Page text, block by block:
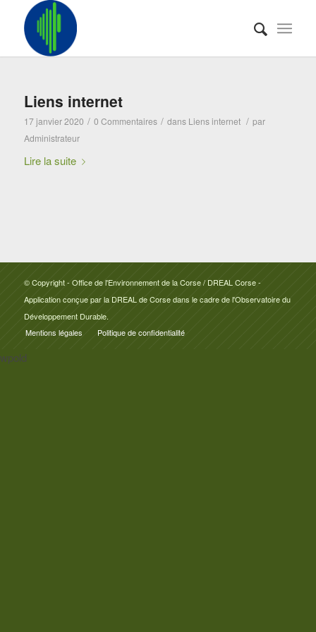
Liens internet
17 janvier 2020 / 0 Commentaires / dans Liens internet / par
Administrateur
Lire la suite
© Copyright - Office de l'Environnement de la Corse / DREAL Corse -
Application conçue par la DREAL de Corse dans le cadre de l'Observatoire du
Développement Durable.
Mentions légales
Politique de confidentialité
wpold